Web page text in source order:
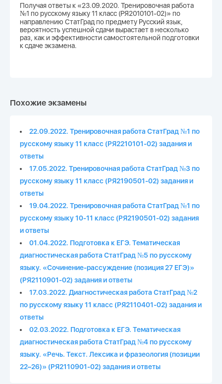
Получая ответы к «23.09.2020. Тренировочная работа
№1 по русскому языку 11 класс (РЯ2010101-02)» по
направлению СтатГрад по предмету Русский язык,
вероятность успешной сдачи вырастает в несколько
раз, как и эффективности самостоятельной подготовки
к сдаче экзамена.
Похожие экзамены
22.09.2022. Тренировочная работа СтатГрад №1 по
русскому языку 11 класс (РЯ2210101-02) задания и
ответы
17.05.2022. Тренировочная работа СтатГрад №3 по
русскому языку 11 класс (РЯ2190501-02) задания и
ответы
19.04.2022. Тренировочная работа СтатГрад №1 по
русскому языку 10-11 класс (РЯ2190501-02) задания
и ответы
01.04.2022. Подготовка к ЕГЭ. Тематическая
диагностическая работа СтатГрад №5 по русскому
языку. «Сочинение-рассуждение (позиция 27 ЕГЭ)»
(РЯ2110901-02) задания и ответы
17.03.2022. Диагностическая работа СтатГрад №2
по русскому языку 11 класс (РЯ2110401-02) задания и
ответы
02.03.2022. Подготовка к ЕГЭ. Тематическая
диагностическая работа СтатГрад №4 по русскому
языку. «Речь. Текст. Лексика и фразеология (позиции
22–26)» (РЯ2110901-02) задания и ответы